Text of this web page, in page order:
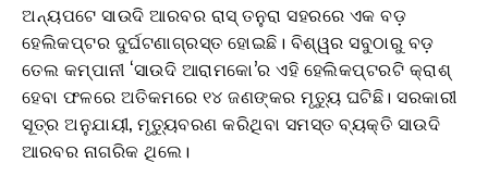
ଅନ୍ୟପଟେ ସାଉଦି ଆରବର ରାସ୍ ତନୁରା ସହରରେ ଏକ ବଡ଼
ହେଲିକପ୍ଟର ଦୁର୍ଘଟଣାଗ୍ରସ୍ତ ହୋଇଛି। ବିଶ୍ୱର ସବୁଠାରୁ ବଡ଼
ତେଲ କମ୍ପାନୀ ‘ସାଉଦି ଆରାମକୋ’ର ଏହି ହେଲିକପ୍ଟରଟି କ୍ରାଶ୍
ହେବା ଫଳରେ ଅତିକମରେ ୧୪ ଜଣଙ୍କର ମୃତ୍ୟୁ ଘଟିଛି। ସରକାରୀ
ସୂତ୍ର ଅନୁଯାୟୀ, ମୃତ୍ୟୁବରଣ କରିଥିବା ସମସ୍ତ ବ୍ୟକ୍ତି ସାଉଦି
ଆରବର ନାଗରିକ ଥିଲେ।